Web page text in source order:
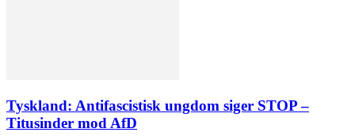
Tyskland: Antifascistisk ungdom siger STOP –
Titusinder mod AfD